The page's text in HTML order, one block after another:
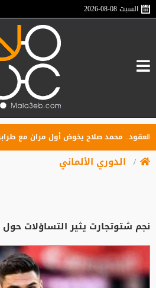
السبت2026-08-08
محمد صلاح يخوض أول مران مع طرابزون
الدوري الألماني
نجم شتوتجارت يثير التساؤلات